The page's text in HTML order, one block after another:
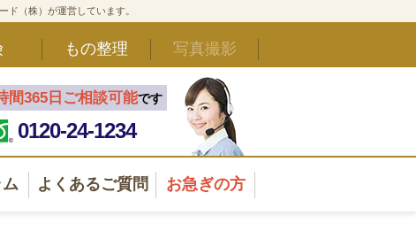
ド（株）が運営しています。
もの整理 写真撮影
間365日ご相談可能です
0120-24-1234
よくあるご質問 お急ぎの方